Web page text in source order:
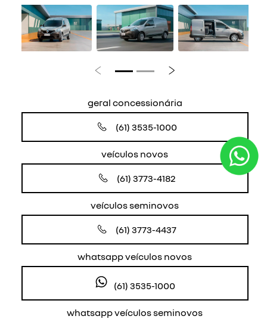
Anterior Próximo
geral concessionária
(61) 3535-1000
veículos novos
(61) 3773-4182
veículos seminovos
(61) 3773-4437
whatsapp veículos novos
(61) 3535-1000
whatsapp veículos seminovos